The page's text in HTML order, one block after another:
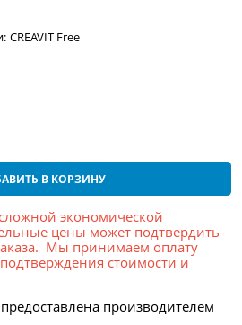
CREAVIT Free
В КОРЗИНУ
экономической
цены может подтвердить
Мы принимаем оплату
стоимости и
производителем